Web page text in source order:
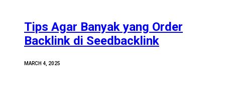
Tips Agar Banyak yang Order
Backlink di Seedbacklink
MARCH 4, 2025